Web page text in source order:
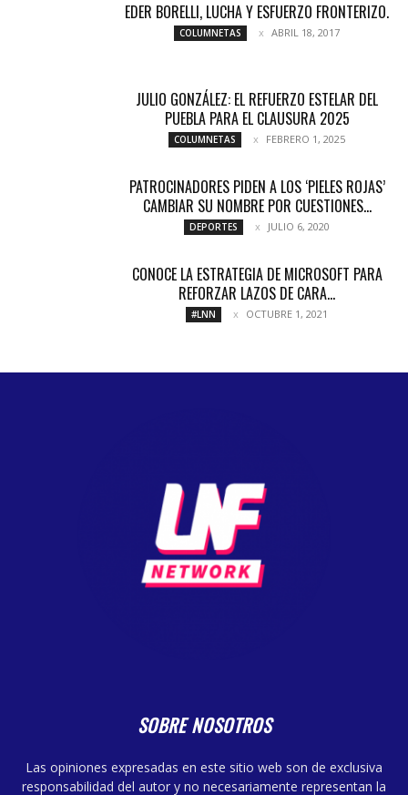
EDER BORELLI, LUCHA Y ESFUERZO FRONTERIZO.
COLUMNETAS ABRIL 18, 2017
JULIO GONZÁLEZ: EL REFUERZO ESTELAR DEL
PUEBLA PARA EL CLAUSURA 2025
COLUMNETAS FEBRERO 1, 2025
PATROCINADORES PIDEN A LOS ‘PIELES ROJAS’
CAMBIAR SU NOMBRE POR CUESTIONES...
DEPORTES JULIO 6, 2020
CONOCE LA ESTRATEGIA DE MICROSOFT PARA
REFORZAR LAZOS DE CARA...
#LNN OCTUBRE 1, 2021
SOBRE NOSOTROS
Las opiniones expresadas en este sitio web son de exclusiva
responsabilidad del autor y no necesariamente representan la